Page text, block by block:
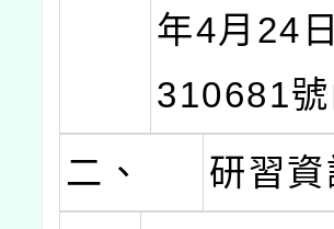
年4月24
310681號
二、
研習資